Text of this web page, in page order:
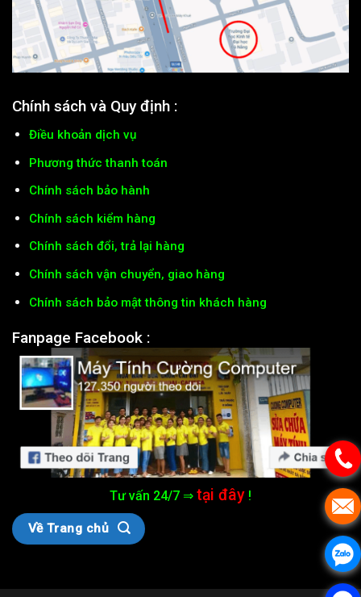
Chính sách và Quy định :
Điều khoản dịch vụ
Phương thức thanh toán
Chính sách bảo hành
Chính sách kiểm hàng
Chính sách đổi, trả lại hàng
Chính sách vận chuyển, giao hàng
Chính sách bảo mật thông tin khách hàng
Fanpage Facebook :
Tư vấn 24/7 ⇒ tại đây !
Về Trang chủ